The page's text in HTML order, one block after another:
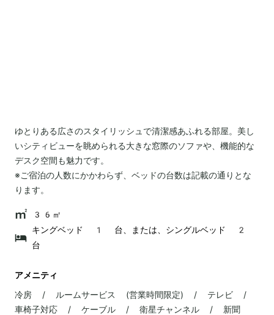
ゆとりある広さのスタイリッシュで清潔感あふれる部屋。美し
いシティビューを眺められる大きな窓際のソファや、機能的な
デスク空間も魅力です。
※ご宿泊の人数にかかわらず、ベッドの台数は記載の通りとな
ります。
36㎡
キングベッド 1 台、または、シングルベッド 2
台
アメニティ
冷房 / ルームサービス (営業時間限定) / テレビ /
車椅子対応 / ケーブル / 衛星チャンネル / 新聞